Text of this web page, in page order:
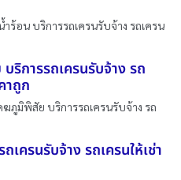
ร้อน บริการรถเครนรับจ้าง รถเครน
ริการรถเครนรับจ้าง รถ
าถูก
ภูมิพิสัย บริการรถเครนรับจ้าง รถ
เครนรับจ้าง รถเครนให้เช่า